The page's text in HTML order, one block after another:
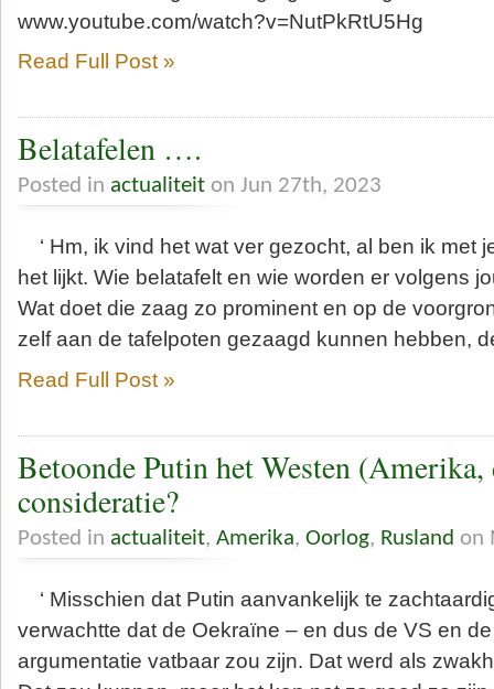
www.youtube.com/watch?v=NutPkRtU5Hg
Read Full Post »
Belatafelen ….
Posted in actualiteit on Jun 27th, 2023
‘ Hm, ik vind het wat ver gezocht, al ben ik met
het lijkt. Wie belatafelt en wie worden er
Wat doet die zaag zo prominent en op de
zelf aan de tafelpoten gezaagd kunnen hebben,
Read Full Post »
Betoonde Putin het Westen
consideratie?
Posted in actualiteit, Amerika, Oorlog, Rusland on
‘ Misschien dat Putin aanvankelijk te
verwachtte dat de Oekraïne – en dus de VS en
argumentatie vatbaar zou zijn. Dat werd als